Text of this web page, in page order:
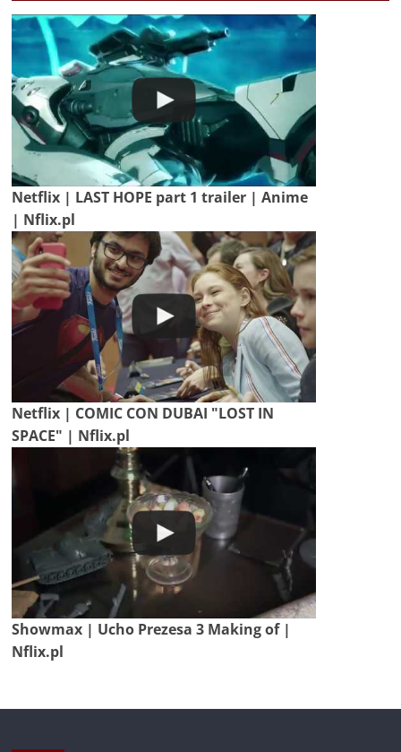
Netflix | LAST HOPE part 1 trailer | Anime
| Nflix.pl
Netflix | COMIC CON DUBAI "LOST IN
SPACE" | Nflix.pl
Showmax | Ucho Prezesa 3 Making of |
Nflix.pl